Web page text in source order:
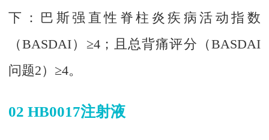
下：巴斯强直性脊柱炎疾病活动指数
（BASDAI）≥4；且总背痛评分（BASDAI
问题2）≥4。
02 HB0017注射液